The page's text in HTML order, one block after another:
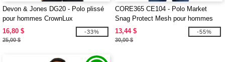
Devon & Jones DG20 - Polo plissé
pour hommes CrownLux
Performance
16,80 $
25,00 $
-33%
CORE365 CE104 - Polo Market
Snag Protect Mesh pour hommes
13,44 $
30,00 $
-55%